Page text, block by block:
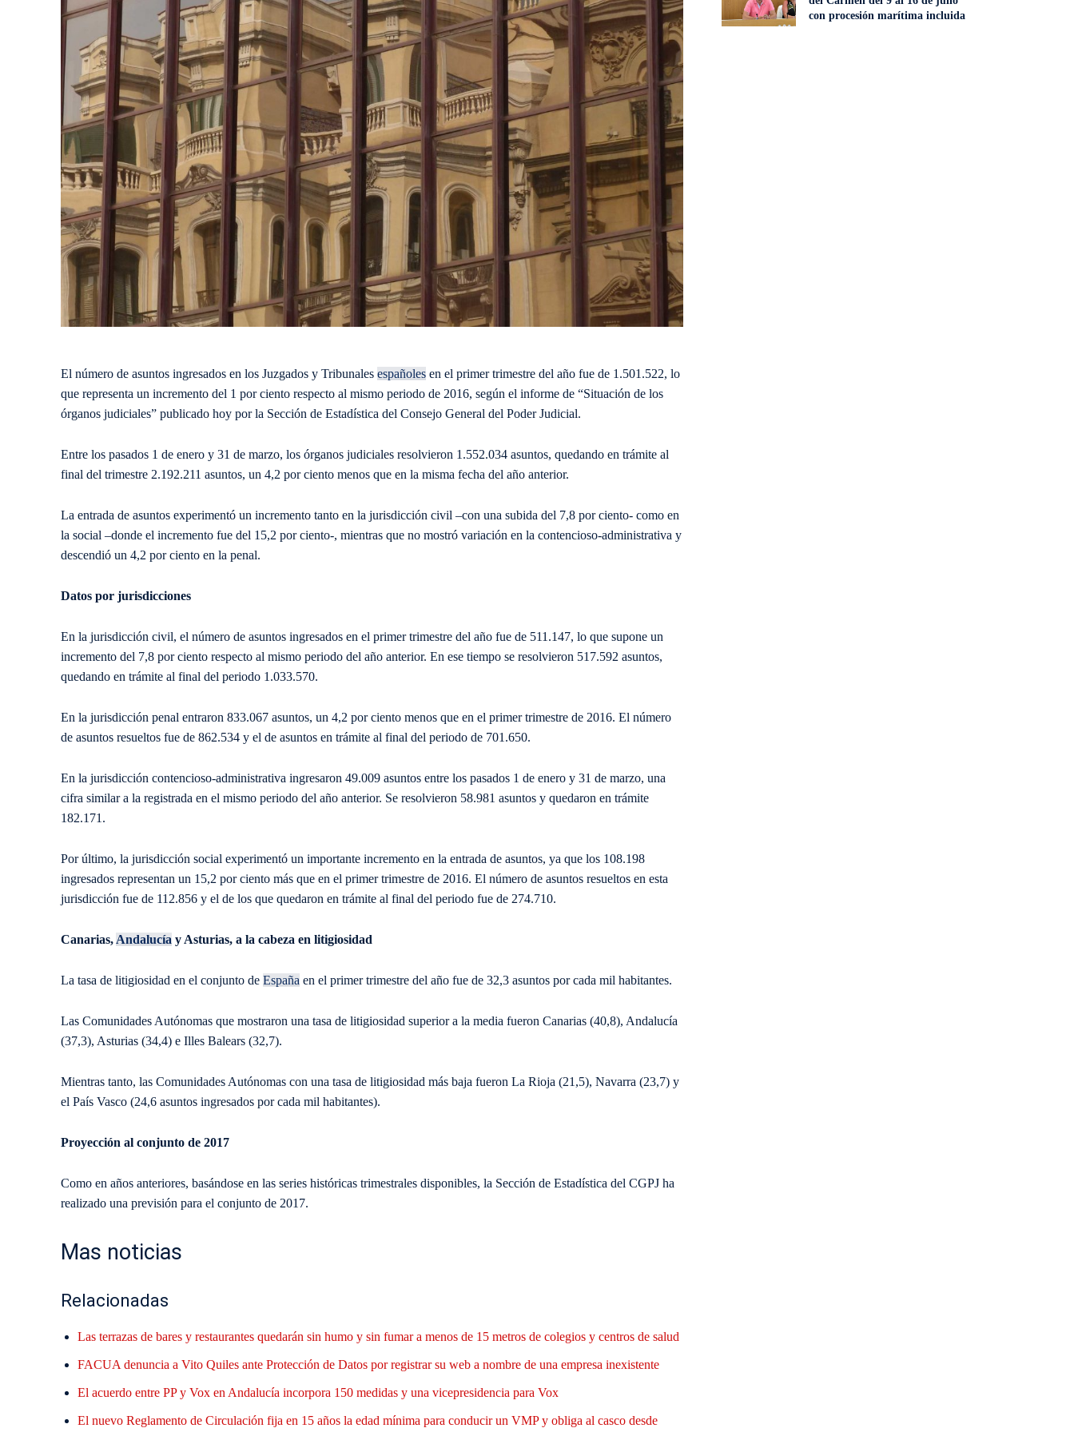
El número de asuntos ingresados en los Juzgados y Tribunales españoles en el primer trimestre del año fue de 1.501.522, lo
que representa un incremento del 1 por ciento respecto al mismo periodo de 2016, según el informe de “Situación de los
órganos judiciales” publicado hoy por la Sección de Estadística del Consejo General del Poder Judicial.
Entre los pasados 1 de enero y 31 de marzo, los órganos judiciales resolvieron 1.552.034 asuntos, quedando en trámite al
final del trimestre 2.192.211 asuntos, un 4,2 por ciento menos que en la misma fecha del año anterior.
La entrada de asuntos experimentó un incremento tanto en la jurisdicción civil –con una subida del 7,8 por ciento- como en
la social –donde el incremento fue del 15,2 por ciento-, mientras que no mostró variación en la contencioso-administrativa y
descendió un 4,2 por ciento en la penal.
Datos por jurisdicciones
En la jurisdicción civil, el número de asuntos ingresados en el primer trimestre del año fue de 511.147, lo que supone un
incremento del 7,8 por ciento respecto al mismo periodo del año anterior. En ese tiempo se resolvieron 517.592 asuntos,
quedando en trámite al final del periodo 1.033.570.
En la jurisdicción penal entraron 833.067 asuntos, un 4,2 por ciento menos que en el primer trimestre de 2016. El número
de asuntos resueltos fue de 862.534 y el de asuntos en trámite al final del periodo de 701.650.
En la jurisdicción contencioso-administrativa ingresaron 49.009 asuntos entre los pasados 1 de enero y 31 de marzo, una
cifra similar a la registrada en el mismo periodo del año anterior. Se resolvieron 58.981 asuntos y quedaron en trámite
182.171.
Por último, la jurisdicción social experimentó un importante incremento en la entrada de asuntos, ya que los 108.198
ingresados representan un 15,2 por ciento más que en el primer trimestre de 2016. El número de asuntos resueltos en esta
jurisdicción fue de 112.856 y el de los que quedaron en trámite al final del periodo fue de 274.710.
Canarias, Andalucía y Asturias, a la cabeza en litigiosidad
La tasa de litigiosidad en el conjunto de España en el primer trimestre del año fue de 32,3 asuntos por cada mil habitantes.
Las Comunidades Autónomas que mostraron una tasa de litigiosidad superior a la media fueron Canarias (40,8), Andalucía
(37,3), Asturias (34,4) e Illes Balears (32,7).
Mientras tanto, las Comunidades Autónomas con una tasa de litigiosidad más baja fueron La Rioja (21,5), Navarra (23,7) y
el País Vasco (24,6 asuntos ingresados por cada mil habitantes).
Proyección al conjunto de 2017
Como en años anteriores, basándose en las series históricas trimestrales disponibles, la Sección de Estadística del CGPJ ha
realizado una previsión para el conjunto de 2017.
Mas noticias
Relacionadas
Las terrazas de bares y restaurantes quedarán sin humo y sin fumar a menos de 15 metros de colegios y centros de salud
FACUA denuncia a Vito Quiles ante Protección de Datos por registrar su web a nombre de una empresa inexistente
El acuerdo entre PP y Vox en Andalucía incorpora 150 medidas y una vicepresidencia para Vox
El nuevo Reglamento de Circulación fija en 15 años la edad mínima para conducir un VMP y obliga al casco desde
con procesión marítima incluida